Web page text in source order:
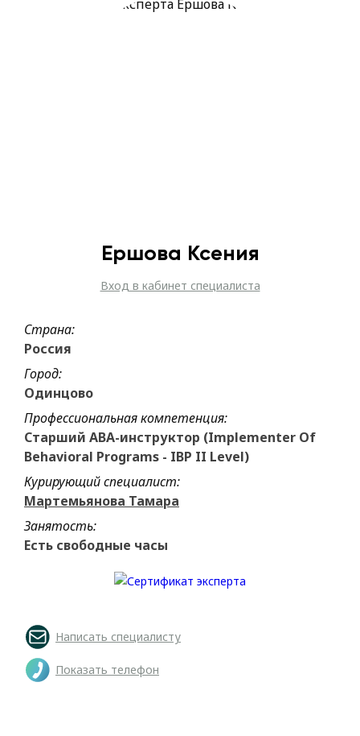
Ершова Ксения
Вход в кабинет специалиста
Страна:
Россия
Город:
Одинцово
Профессиональная компетенция:
Старший АВА-инструктор (Implementer Of
Behavioral Programs - IBP II Level)
Курирующий специалист:
Мартемьянова Тамара
Занятость:
Есть свободные часы
Написать специалисту
Показать телефон